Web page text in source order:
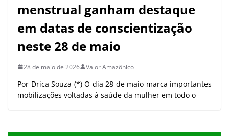
menstrual ganham destaque
em datas de conscientização
neste 28 de maio
28 de maio de 2026 Valor Amazônico
Por Drica Souza (*) O dia 28 de maio marca importantes
mobilizações voltadas à saúde da mulher em todo o